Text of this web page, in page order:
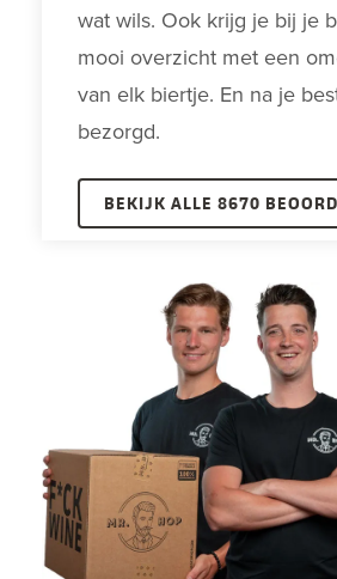
wat wils. Ook krijg je bij je
mooi overzicht met een
van elk biertje. En na je
bezorgd.
BEKIJK ALLE 8670